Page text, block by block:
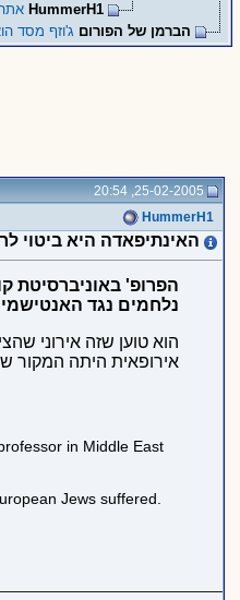
HummerH1
הברמן של הפורום ג'וזף מסד
25-02-2005, 20:54
HummerH1
האינתיפאדה היא ביטוי
הפרופ' באוניברסיטת
נלחמים נגד
הוא טוען שזה אירוני
אירופאית היתה המקור
in Middle East
Jews suffered.